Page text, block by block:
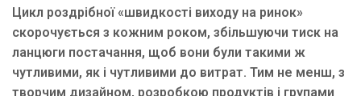
Цикл роздрібної «швидкості виходу на ринок»
скорочується з кожним роком, збільшуючи тиск на
ланцюги постачання, щоб вони були такими ж
чутливими, як і чутливими до витрат. Тим не менш, з
творчим дизайном, розробкою продуктів і групами